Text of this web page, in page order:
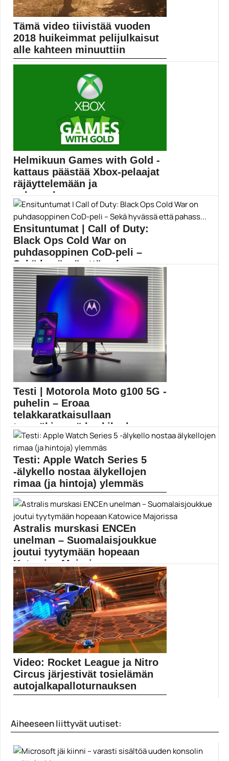
Tämä video tiivistää vuoden
2018 huikeimmat pelijulkaisut
alle kahteen minuuttiin
pelimaailman huippuhetket...
Helmikuun Games with Gold -
kattaus päästää Xbox-pelaajat
räjäyttelemään ja
salamurhaamaan
Microsoft on julkistanut helmikuisen Games with Gold -
kattauksen,...
Games With Gold
Ensituntumat | Call of Duty:
Black Ops Cold War on
puhdasoppinen CoD-peli –
Sekä hyvässä että pahass...
PlayStation 4 -pelaajat pääsivät testaamaan Call of
Duty:...
Call of Duty
Testi | Motorola Moto g100 5G -
puhelin – Eroaa
telakkaratkaisullaan
tasaväkisessä keskiluokassa
Motorola toi Suomeen kevään puolella myytiin Moto
Mobiilitestit
Testi: Apple Watch Series 5
-älykello nostaa älykellojen
rimaa (ja hintoja) ylemmäs
Apple Watch on nyt nimensä mukaisesti siirtynyt
Apple
Astralis murskasi ENCEn
unelman – Suomalaisjoukkue
joutui tyytymään hopeaan
Katowice Majorissa
Maailman paras ja kenties kaikkien aikojen
ylivoimaisin Counter-Strike-joukkue...
Counter-Strike: Global Offensive
Video: Rocket League ja Nitro
Circus järjestivät tosielämän
autojalkapalloturnauksen
Pelit
Aiheeseen liittyvät uutiset: